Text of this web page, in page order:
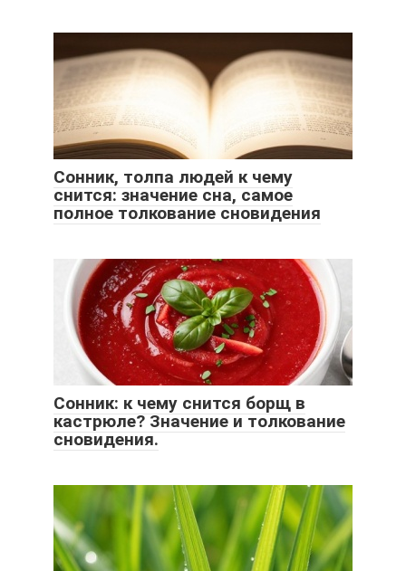
Сонник, толпа людей к чему
снится: значение сна, самое
полное толкование сновидения
Сонник: к чему снится борщ в
кастрюле? Значение и толкование
сновидения.